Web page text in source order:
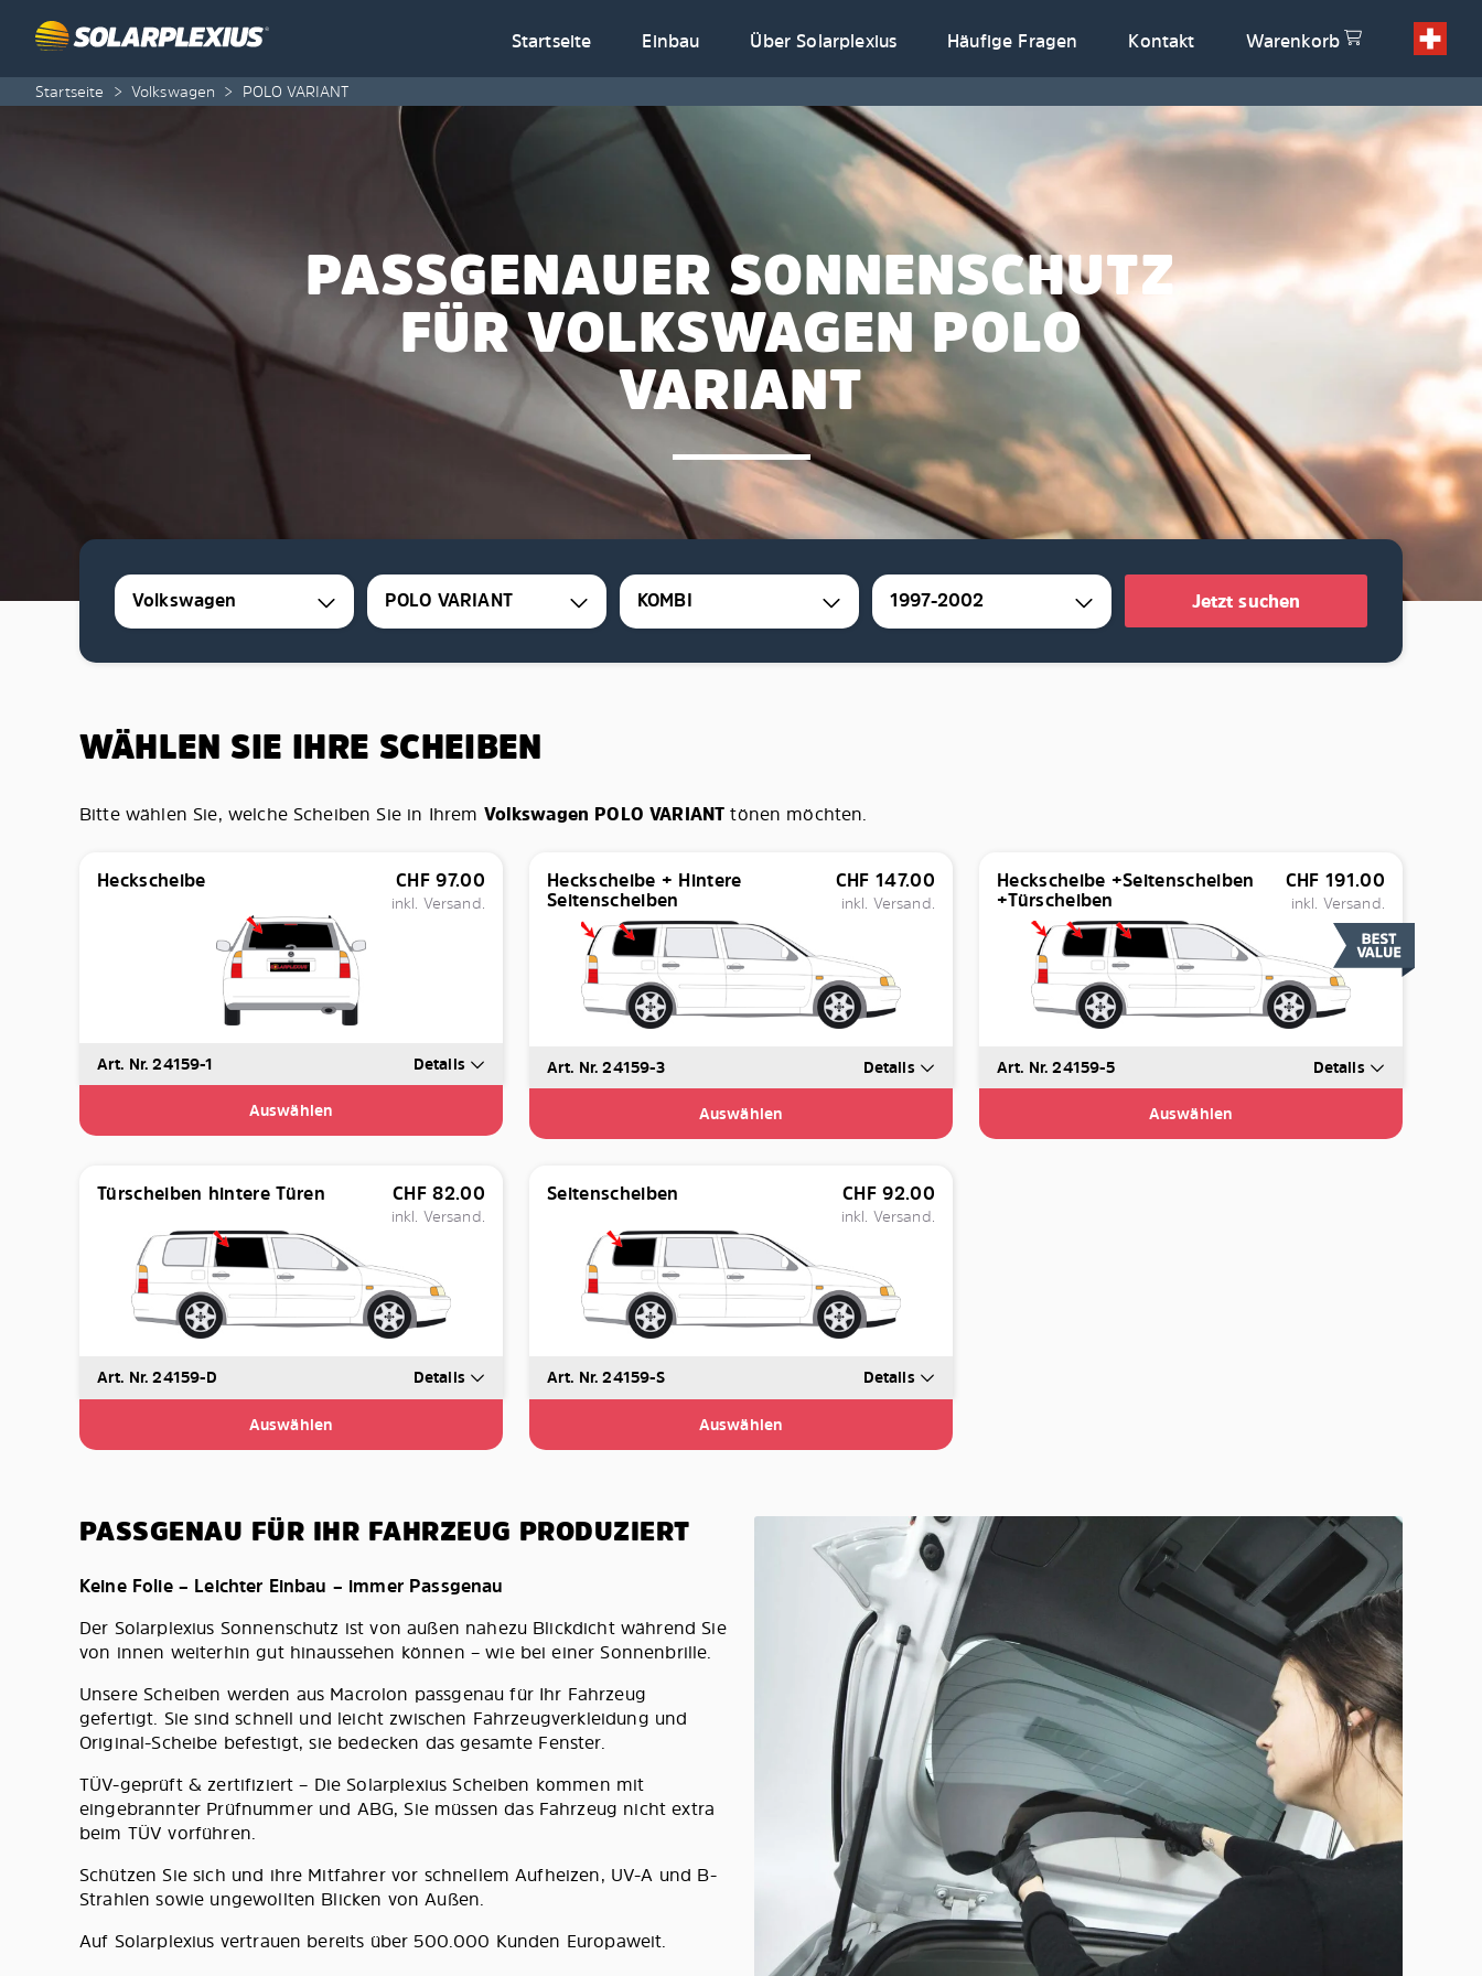
Startseite
Einbau Über Solarplexius Häufige Fragen Kontakt Warenkorb
Startseite > Volkswagen > POLO VARIANT
PASSGENAUER SONNENSCHUTZ
FÜR VOLKSWAGEN POLO
VARIANT
Volkswagen POLO VARIANT KOMBI 1997-2002 Jetzt suchen
WÄHLEN SIE IHRE SCHEIBEN
Bitte wählen Sie, welche Scheiben Sie in Ihrem Volkswagen POLO VARIANT tönen möchten.
Heckscheibe CHF 97.00
inkl. Versand.
Art. Nr. 24159-1 Details
Auswählen
Heckscheibe + Hintere
Seitenscheiben
CHF 147.00
inkl. Versand.
Art. Nr. 24159-3 Details
Auswählen
Heckscheibe +Seitenscheiben
+Türscheiben
CHF 191.00
inkl. Versand.
Art. Nr. 24159-5 Details
Auswählen
Türscheiben hintere Türen CHF 82.00
inkl. Versand.
Art. Nr. 24159-D Details
Auswählen
Seitenscheiben CHF 92.00
inkl. Versand.
Art. Nr. 24159-S Details
Auswählen
PASSGENAU FÜR IHR FAHRZEUG PRODUZIERT
Keine Folie – Leichter Einbau – immer Passgenau
Der Solarplexius Sonnenschutz ist von außen nahezu Blickdicht während Sie
von innen weiterhin gut hinaussehen können – wie bei einer Sonnenbrille.
Unsere Scheiben werden aus Macrolon passgenau für Ihr Fahrzeug
gefertigt. Sie sind schnell und leicht zwischen Fahrzeugverkleidung und
Original-Scheibe befestigt, sie bedecken das gesamte Fenster.
TÜV-geprüft & zertifiziert – Die Solarplexius Scheiben kommen mit
eingebrannter Prüfnummer und ABG, Sie müssen das Fahrzeug nicht extra
beim TÜV vorführen.
Schützen Sie sich und ihre Mitfahrer vor schnellem Aufheizen, UV-A und B-
Strahlen sowie ungewollten Blicken von Außen.
Auf Solarplexius vertrauen bereits über 500.000 Kunden Europaweit.